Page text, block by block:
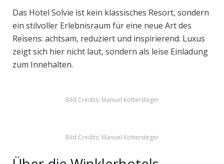
Das Hotel Solvie ist kein klassisches Resort, sondern
ein stilvoller Erlebnisraum für eine neue Art des
Reisens: achtsam, reduziert und inspirierend. Luxus
zeigt sich hier nicht laut, sondern als leise Einladung
zum Innehalten.
Bild Credits: Manuel Kottersteger
Bild Credits: Manuel Kottersteger